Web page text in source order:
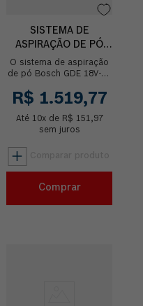
SISTEMA DE
ASPIRAÇÃO DE PÓ
BOSCH PARA
MARTELETE GDE
O sistema de aspiração
de pó Bosch GDE 18V-16
martelete à bateria GBH
18V-26, possui filtro HEPA
qu...
R$ 1.519,77
Até 10x de R$ 151,97
sem juros
Comprar